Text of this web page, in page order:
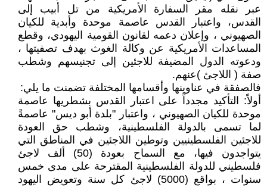
عبر نقله مقر السفارة الأمريكية من تل أبيب إلى
القدس، واعتبار القدس عاصمة موحدة وأبدية للكيان
الصهيوني ، وإعلان دعمه لقانون القومية اليهودي، وقطع
المساعدات الأمريكية عن وكالة الغوث بهدف تصفيتها ،
ودعوته الدول المضيفة للاجئين إلى تجنيسهم وشطب
صفة ( اللاجئ )عنهم.
فالصفقة في عناوينها وأقسامها المختلفة تضمنت ما يلي:
أولاً: التأكيد مجدداً على اعتبار القدس بشطريها عاصمة
موحدة للكيان الصهيوني ، واعتبار "بلدة أبو ديس" عاصمةً
لما تسمى بالدولة الفلسطينية، وشطب حق العودة
للاجئين الفلسطينيين وتوطين اللاجئين في المناطق التي
يتواجدون فيها، مع السماح بعودة (50) ألف لاجئ
فلسطيني للدولة الفلسطينية المقترحة على مدى خمس
سنوات ، بواقع (5000) لاجئ كل سنة وتعويض اليهود